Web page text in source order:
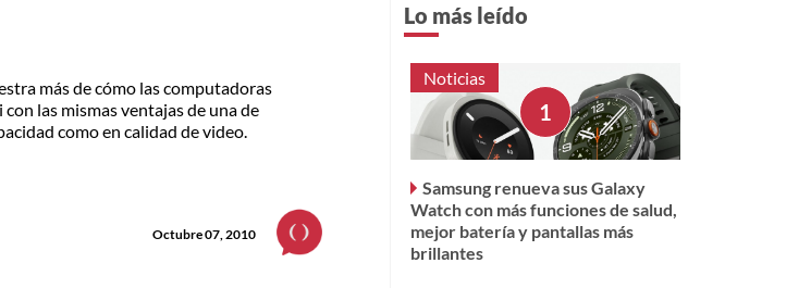
más de cómo las computadoras
las mismas ventajas de una de
como en calidad de video.
Octubre 07, 2010
Lo más leído
Noticias
Samsung renueva sus Galaxy
Watch con más funciones de salud,
mejor batería y pantallas más
brillantes